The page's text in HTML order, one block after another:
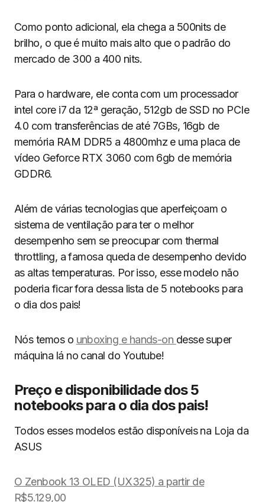
Como ponto adicional, ela chega a 500nits de
brilho, o que é muito mais alto que o padrão do
mercado de 300 a 400 nits.
Para o hardware, ele conta com um processador
intel core i7 da 12ª geração, 512gb de SSD no PCIe
4.0 com transferências de até 7GBs, 16gb de
memória RAM DDR5 a 4800mhz e uma placa de
vídeo Geforce RTX 3060 com 6gb de memória
GDDR6.
Além de várias tecnologias que aperfeiçoam o
sistema de ventilação para ter o melhor
desempenho sem se preocupar com thermal
throttling, a famosa queda de desempenho devido
as altas temperaturas. Por isso, esse modelo não
poderia ficar fora dessa lista de 5 notebooks para
o dia dos pais!
Nós temos o unboxing e hands-on desse super
máquina lá no canal do Youtube!
Preço e disponibilidade dos 5
notebooks para o dia dos pais!
Todos esses modelos estão disponíveis na Loja da
ASUS
O Zenbook 13 OLED (UX325) a partir de
R$5.129,00